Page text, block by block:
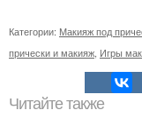
Категории: Макияж под
прически и макияж Игры
Читайте также